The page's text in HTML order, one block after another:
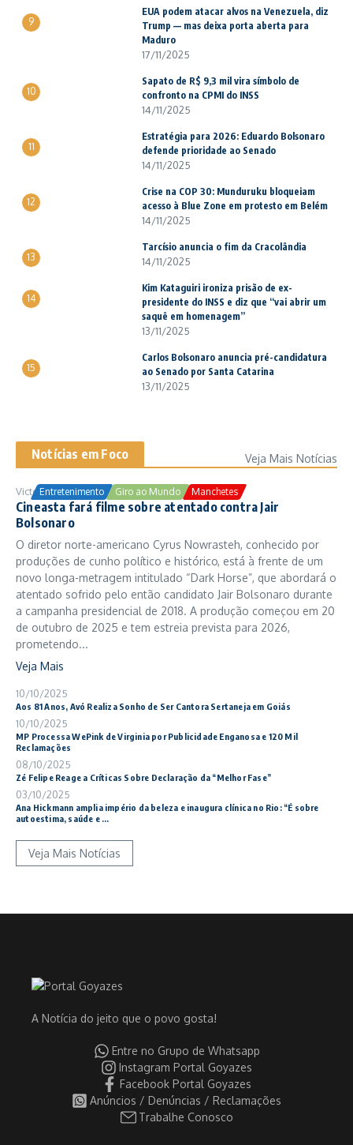
9
EUA podem atacar alvos na Venezuela, diz
Trump — mas deixa porta aberta para
Maduro
17/11/2025
10
Sapato de R$ 9,3 mil vira símbolo de
confronto na CPMI do INSS
14/11/2025
11
Estratégia para 2026: Eduardo Bolsonaro
defende prioridade ao Senado
14/11/2025
12
Crise na COP 30: Munduruku bloqueiam
acesso à Blue Zone em protesto em Belém
14/11/2025
13
Tarcísio anuncia o fim da Cracolândia
14/11/2025
14
Kim Kataguiri ironiza prisão de ex-
presidente do INSS e diz que “vai abrir um
saquê em homenagem”
13/11/2025
15
Carlos Bolsonaro anuncia pré-candidatura
ao Senado por Santa Catarina
13/11/2025
Notícias em Foco Veja Mais Notícias
Entretenimento Giro ao Mundo Manchetes
Victor Samuel 24/10/2025
Cineasta fará filme sobre atentado contra Jair
Bolsonaro
O diretor norte-americano Cyrus Nowrasteh, conhecido por
produções de cunho político e histórico, está à frente de um
novo longa-metragem intitulado “Dark Horse”, que abordará o
atentado sofrido pelo então candidato Jair Bolsonaro durante
a campanha presidencial de 2018. A produção começou em 20
de outubro de 2025 e tem estreia prevista para 2026,
prometendo...
Veja Mais
10/10/2025
Aos 81 Anos, Avó Realiza Sonho de Ser Cantora Sertaneja em Goiás
10/10/2025
MP Processa WePink de Virginia por Publicidade Enganosa e 120 Mil
Reclamações
08/10/2025
Zé Felipe Reage a Críticas Sobre Declaração da “Melhor Fase”
03/10/2025
Ana Hickmann amplia império da beleza e inaugura clínica no Rio: “É sobre
autoestima, saúde e ...
Veja Mais Notícias
A Notícia do jeito que o povo gosta!
Entre no Grupo de Whatsapp
Instagram Portal Goyazes
Facebook Portal Goyazes
Anúncios / Denúncias / Reclamações
Trabalhe Conosco